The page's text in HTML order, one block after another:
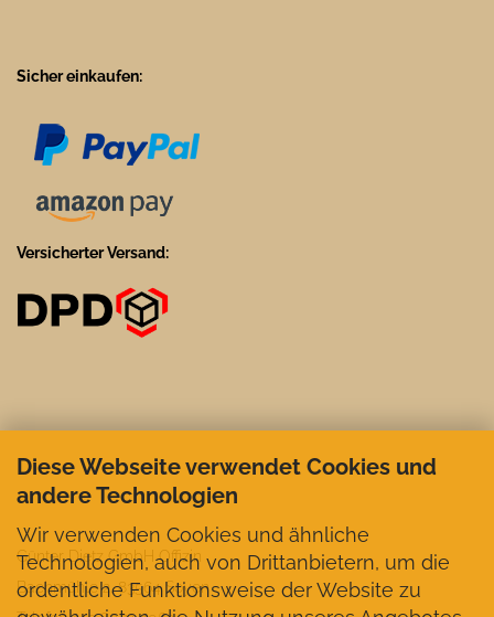
Diese Webseite verwendet Cookies und
andere Technologien
Wir verwenden Cookies und ähnliche
Technologien, auch von Drittanbietern, um die
ordentliche Funktionsweise der Website zu
Sicher einkaufen:
Versicherter Versand:
Günter Dietz GmbH Offizin
Bachmühle 2, 83564 Soyen